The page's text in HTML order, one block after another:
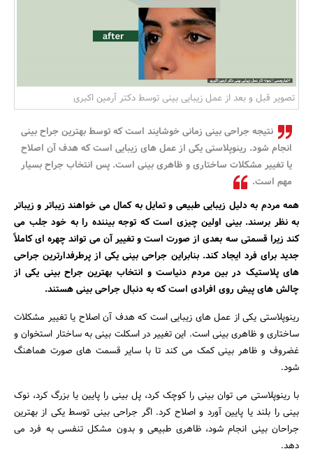
جستجو
تصویر قبل و بعد از عمل زیبایی بینی توسط دکتر آرمین اکبری
نتیجه جراحی بینی زمانی خوشایند است که توسط بهترین جراح بینی
انجام شود. رینوپلاستی یکی از عمل های زیبایی است که هدف آن اصلاح
یا تغییر مشکلات ساختاری و ظاهری بینی است. پس انتخاب جراح بسیار
مهم است.
همه مردم به دلیل زیبایی طبیعی و تمایل به کمال می خواهند زیباتر و زیباتر
به نظر برسند. بینی اولین چیزی است که توجه بیننده را به خود جلب می
کند زیرا قسمتی سه بعدی از صورت است و تغییر آن می تواند چهره ای کاملاً
جدید برای فرد ایجاد کند. بنابراین جراحی بینی یکی از پرطرفدارترین جراحی
های پلاستیک در بین مردم دنیاست و انتخاب بهترین جراح بینی یکی از
چالش های پیش روی افرادی است که به دنبال جراحی بینی هستند.
رینوپلاستی یکی از عمل های زیبایی است که هدف آن اصلاح یا تغییر مشکلات
ساختاری و ظاهری بینی است. این تغییر در اسکلت بینی به ساختار استخوان و
غضروف و ظاهر بینی کمک می کند تا با سایر قسمت های صورت هماهنگ
شود.
با رینوپلاستی می توان بینی را کوچک کرد، پل بینی را پایین یا بزرگ کرد، نوک
بینی را بلند یا پایین آورد و اصلاح کرد. اگر جراحی بینی توسط یکی از بهترین
جراحان بینی انجام شود، ظاهری طبیعی و بدون مشکل تنفسی به فرد می
دهد.